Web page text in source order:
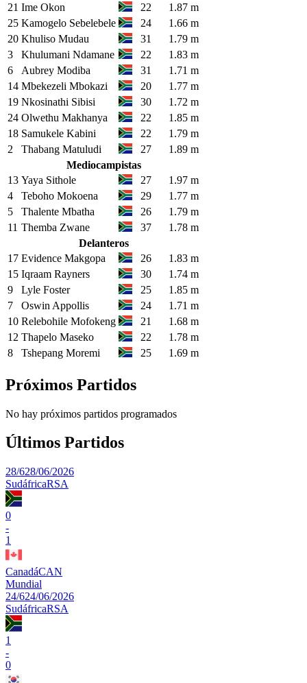
21 Ime Okon 22
1.87 m
25 Kamogelo Sebelebele 24
1.66 m
20 Khuliso Mudau 31
1.79 m
3
Khulumani Ndamane 22
1.83 m
6
Aubrey Modiba 31
1.71 m
14 Mbekezeli Mbokazi 20
1.77 m
19 Nkosinathi Sibisi 30
1.72 m
24 Olwethu Makhanya 22
1.85 m
18 Samukele Kabini 22
1.79 m
2
Thabang Matuludi 27
1.89 m
Mediocampistas
13 Yaya Sithole 27
1.97 m
4
Teboho Mokoena 29
1.77 m
5
Thalente Mbatha 26
1.79 m
11 Themba Zwane 37
1.78 m
Delanteros
17 Evidence Makgopa 26
1.83 m
15 Iqraam Rayners 30
1.74 m
9
Lyle Foster 25
1.85 m
7
Oswin Appollis 24
1.71 m
10 Relebohile Mofokeng 21
1.68 m
12 Thapelo Maseko 22
1.78 m
8
Tshepang Moremi 25 1.69 m
Próximos Partidos
No hay próximos partidos programados
Últimos Partidos
28/628/06/2026
SudáfricaRSA
0
-
1
CanadáCAN
Mundial
24/624/06/2026
SudáfricaRSA
1
-
0